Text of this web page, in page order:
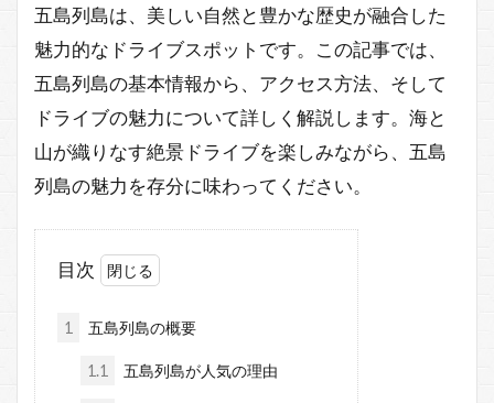
五島列島は、美しい自然と豊かな歴史が融合した
魅力的なドライブスポットです。この記事では、
五島列島の基本情報から、アクセス方法、そして
ドライブの魅力について詳しく解説します。海と
山が織りなす絶景ドライブを楽しみながら、五島
列島の魅力を存分に味わってください。
目次
1 五島列島の概要
1.1 五島列島が人気の理由